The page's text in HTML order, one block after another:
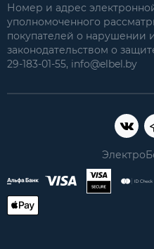
Номер и адрес
уполномоченного
покупателей о нарушении
законодательством о
29-183-01-55, info@elbel.by